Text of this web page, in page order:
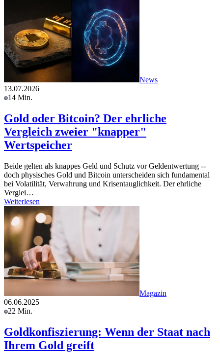
News
13.07.2026
14 Min.
Gold oder Bitcoin? Der ehrliche
Vergleich zweier "knapper"
Wertspeicher
Beide gelten als knappes Geld und Schutz vor Geldentwertung --
doch physisches Gold und Bitcoin unterscheiden sich fundamental
bei Volatilität, Verwahrung und Krisentauglichkeit. Der ehrliche
Verglei…
Weiterlesen
Magazin
06.06.2025
22 Min.
Goldkonfiszierung: Wenn der Staat nach
Ihrem Gold greift